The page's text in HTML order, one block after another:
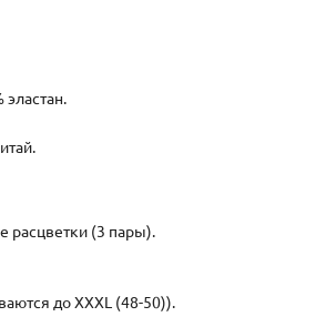
эластан.
расцветки (3 пары).
до XXXL (48-50)).